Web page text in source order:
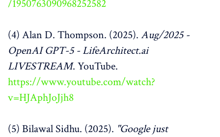
/1950763090968252582
(4) Alan D. Thompson. (2025). Aug/2025 -
OpenAI GPT-5 - LifeArchitect.ai
LIVESTREAM. YouTube.
https://www.youtube.com/watch?
v=HJAphJoJjh8
(5) Bilawal Sidhu. (2025). "Google just